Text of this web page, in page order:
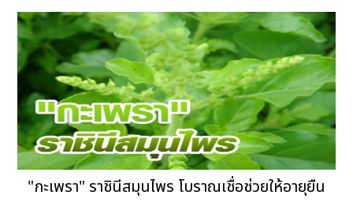
"กะเพรา" ราชินีสมุนไพร โบราณเชื่อช่วยให้อายุยืน